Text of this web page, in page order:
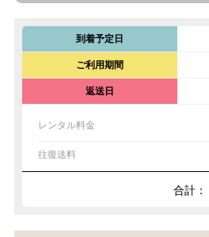
到着予定日
ご利用期間
返送日
レンタル料金
往復送料
合計：